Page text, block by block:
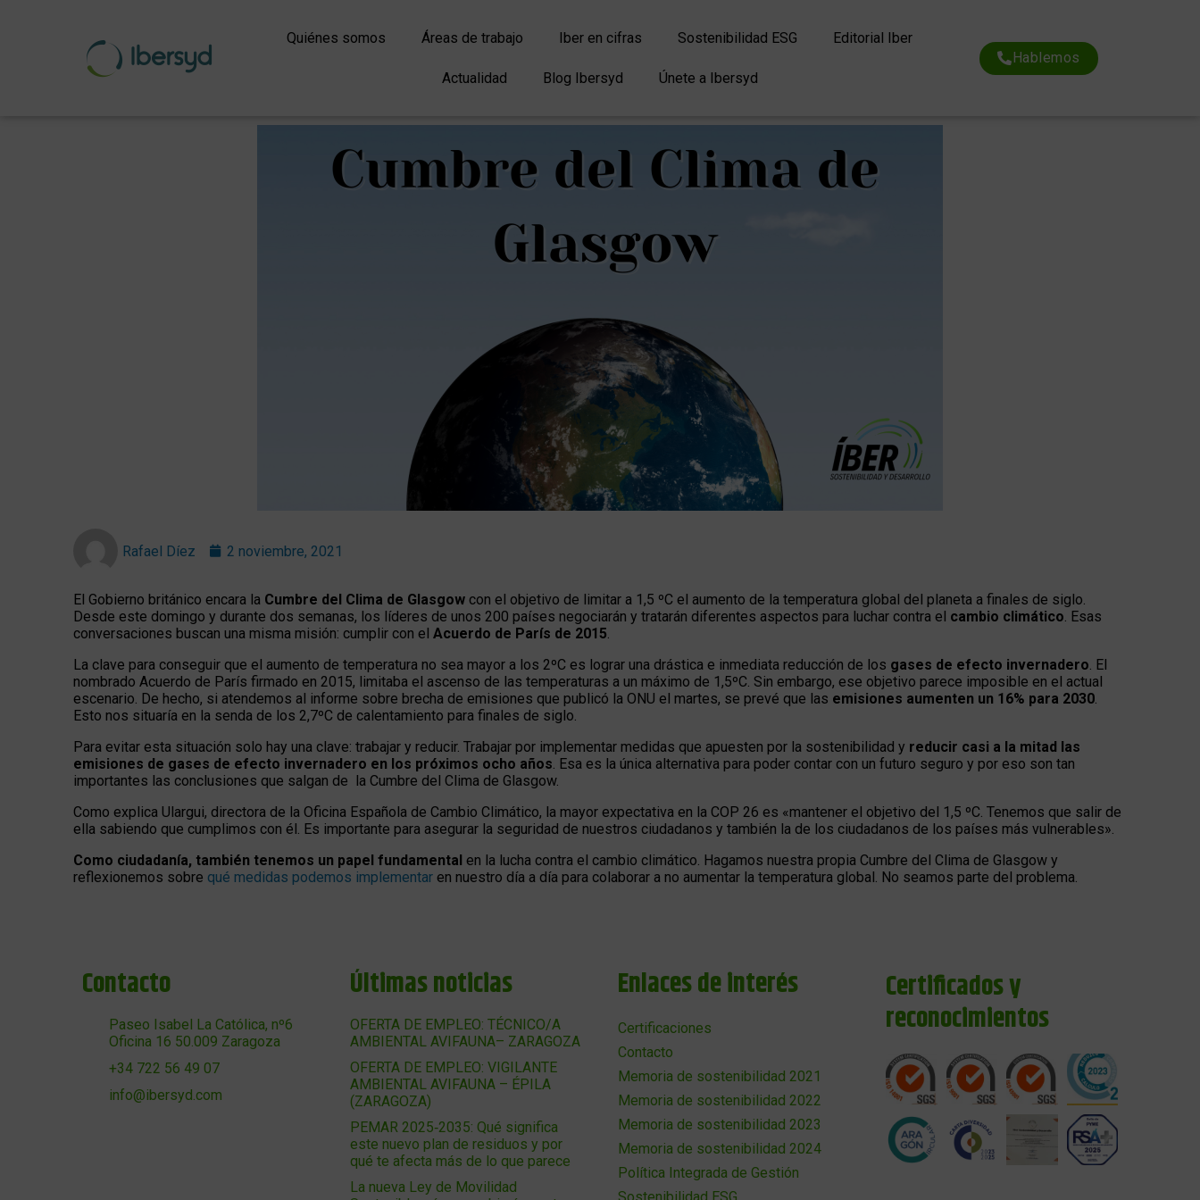
Quiénes somos Áreas de trabajo Iber en cifras Sostenibilidad ESG Editorial Iber
Actualidad Blog Ibersyd Únete a Ibersyd
Hablemos
Rafael Díez 2 noviembre, 2021
El Gobierno británico encara la Cumbre del Clima de Glasgow con el objetivo de limitar a 1,5 ºC el aumento de la temperatura global del planeta a finales de siglo.
Desde este domingo y durante dos semanas, los líderes de unos 200 países negociarán y tratarán diferentes aspectos para luchar contra el cambio climático. Esas
conversaciones buscan una misma misión: cumplir con el Acuerdo de París de 2015.
La clave para conseguir que el aumento de temperatura no sea mayor a los 2ºC es lograr una drástica e inmediata reducción de los gases de efecto invernadero. El
nombrado Acuerdo de París firmado en 2015, limitaba el ascenso de las temperaturas a un máximo de 1,5ºC. Sin embargo, ese objetivo parece imposible en el actual
escenario. De hecho, si atendemos al informe sobre brecha de emisiones que publicó la ONU el martes, se prevé que las emisiones aumenten un 16% para 2030.
Esto nos situaría en la senda de los 2,7ºC de calentamiento para finales de siglo.
Para evitar esta situación solo hay una clave: trabajar y reducir. Trabajar por implementar medidas que apuesten por la sostenibilidad y reducir casi a la mitad las
emisiones de gases de efecto invernadero en los próximos ocho años. Esa es la única alternativa para poder contar con un futuro seguro y por eso son tan
importantes las conclusiones que salgan de la Cumbre del Clima de Glasgow.
Como explica Ulargui, directora de la Oficina Española de Cambio Climático, la mayor expectativa en la COP 26 es «mantener el objetivo del 1,5 ºC. Tenemos que salir de
ella sabiendo que cumplimos con él. Es importante para asegurar la seguridad de nuestros ciudadanos y también la de los ciudadanos de los países más vulnerables».
Como ciudadanía, también tenemos un papel fundamental en la lucha contra el cambio climático. Hagamos nuestra propia Cumbre del Clima de Glasgow y
reflexionemos sobre qué medidas podemos implementar en nuestro día a día para colaborar a no aumentar la temperatura global. No seamos parte del problema.
Contacto
Paseo Isabel La Católica, nº6
Oficina 16 50.009 Zaragoza
+34 722 56 49 07
info@ibersyd.com
Últimas noticias
OFERTA DE EMPLEO: TÉCNICO/A
AMBIENTAL AVIFAUNA– ZARAGOZA
OFERTA DE EMPLEO: VIGILANTE
AMBIENTAL AVIFAUNA – ÉPILA
(ZARAGOZA)
PEMAR 2025‑2035: Qué significa
este nuevo plan de residuos y por
qué te afecta más de lo que parece
La nueva Ley de Movilidad
Enlaces de interés
Certificaciones
Contacto
Memoria de sostenibilidad 2021
Memoria de sostenibilidad 2022
Memoria de sostenibilidad 2023
Memoria de sostenibilidad 2024
Política Integrada de Gestión
Certificados y
reconocimientos